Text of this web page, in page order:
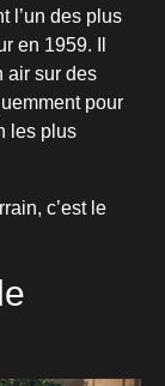
l’un des plus
en 1959. Il
air sur des
pour
les plus
c’est le